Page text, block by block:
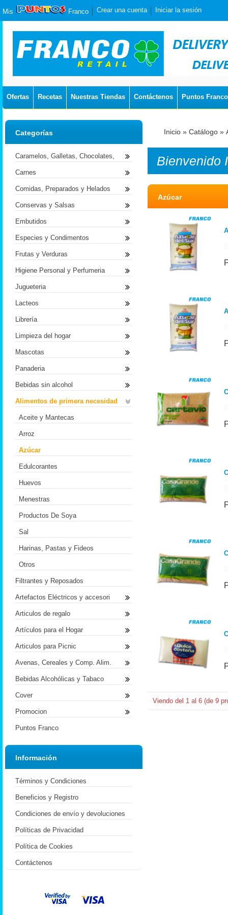
Mis Franco Crear una cuenta Iniciar la sesión
Ofertas Recetas Nuestras Tiendas Contáctenos Puntos Franco
Inicio » Catálogo »
Bienvenido
Azúcar
Viendo del 1 al 6 (de 9
Categorías
Caramelos, Galletas, Chocolates,
Carnes
Comidas, Preparados y Helados
Conservas y Salsas
Embutidos
Especies y Condimentos
Frutas y Verduras
Higiene Personal y Perfumeria
Jugueteria
Lacteos
Librería
Limpieza del hogar
Mascotas
Panaderia
Bebidas sin alcohol
Alimentos de primera necesidad
Aceite y Mantecas
Arroz
Azúcar
Edulcorantes
Huevos
Menestras
Productos De Soya
Sal
Harinas, Pastas y Fideos
Otros
Filtrantes y Reposados
Artefactos Eléctricos y accesori
Articulos de regalo
Artículos para el Hogar
Articulos para Picnic
Avenas, Cereales y Comp. Alim.
Bebidas Alcohólicas y Tabaco
Cover
Promocion
Puntos Franco
Información
Términos y Condiciones
Beneficios y Registro
Condiciones de envío y devoluciones
Políticas de Privacidad
Política de Cookies
Contáctenos